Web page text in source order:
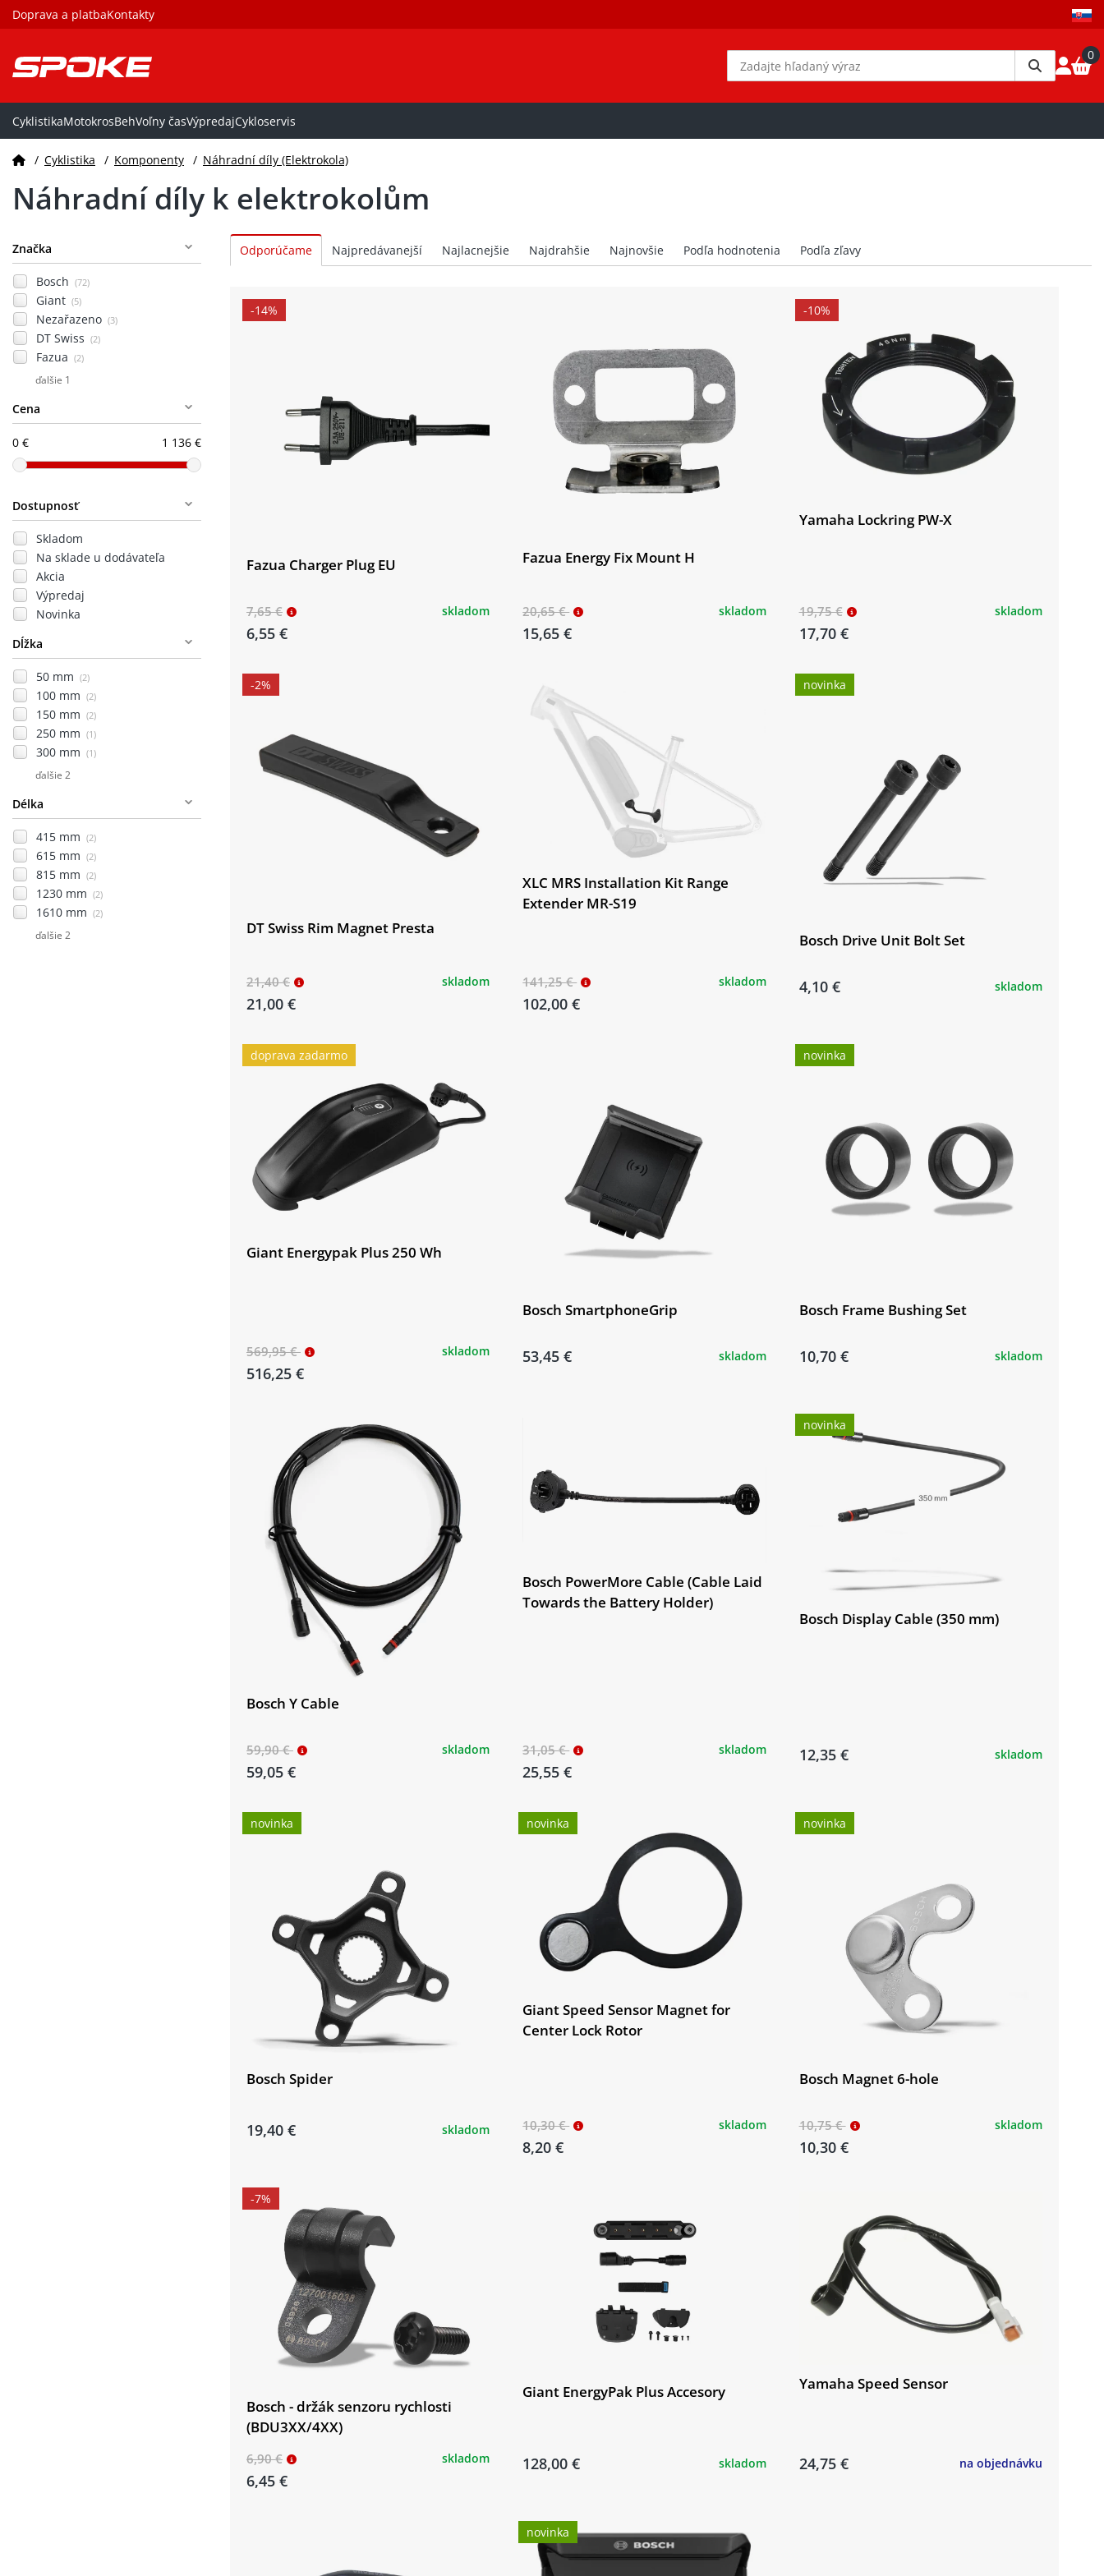
Doprava a platbaKontakty
0
CyklistikaMotokrosBehVoľny časVýpredajCykloservis
/ Cyklistika / Komponenty / Náhradní díly (Elektrokola)
Náhradní díly k elektrokolům
Značka
Bosch (72)
Giant (5)
Nezařazeno (3)
DT Swiss (2)
Fazua (2)
ďalšie 1
Cena
0 € 1 136 €
Dostupnosť
Skladom
Na sklade u dodávateľa
Akcia
Výpredaj
Novinka
Dĺžka
50 mm (2)
100 mm (2)
150 mm (2)
250 mm (1)
300 mm (1)
ďalšie 2
Délka
415 mm (2)
615 mm (2)
815 mm (2)
1230 mm (2)
1610 mm (2)
ďalšie 2
-14%
Fazua Charger Plug EU
7,65 €
6,55 €
skladom
Fazua Energy Fix Mount H
20,65 €
15,65 €
skladom
-10%
Yamaha Lockring PW-X
19,75 €
17,70 €
skladom
-2%
DT Swiss Rim Magnet Presta
21,40 €
21,00 €
skladom
XLC MRS Installation Kit Range
Extender MR-S19
141,25 €
102,00 €
skladom
novinka
Bosch Drive Unit Bolt Set
4,10 € skladom
doprava zadarmo
Giant Energypak Plus 250 Wh
569,95 €
516,25 €
skladom
Bosch SmartphoneGrip
53,45 € skladom
novinka
Bosch Frame Bushing Set
10,70 € skladom
Bosch Y Cable
59,90 €
59,05 €
skladom
Bosch PowerMore Cable (Cable Laid
Towards the Battery Holder)
31,05 €
25,55 €
skladom
novinka
Bosch Display Cable (350 mm)
12,35 € skladom
novinka
Bosch Spider
19,40 € skladom
novinka
Giant Speed Sensor Magnet for
Center Lock Rotor
10,30 €
8,20 €
skladom
novinka
Bosch Magnet 6-hole
10,75 €
10,30 €
skladom
-7%
Bosch - držák senzoru rychlosti
(BDU3XX/4XX)
6,90 €
6,45 €
skladom
Giant EnergyPak Plus Accesory
128,00 € skladom
Yamaha Speed Sensor
24,75 € na objednávku
novinka